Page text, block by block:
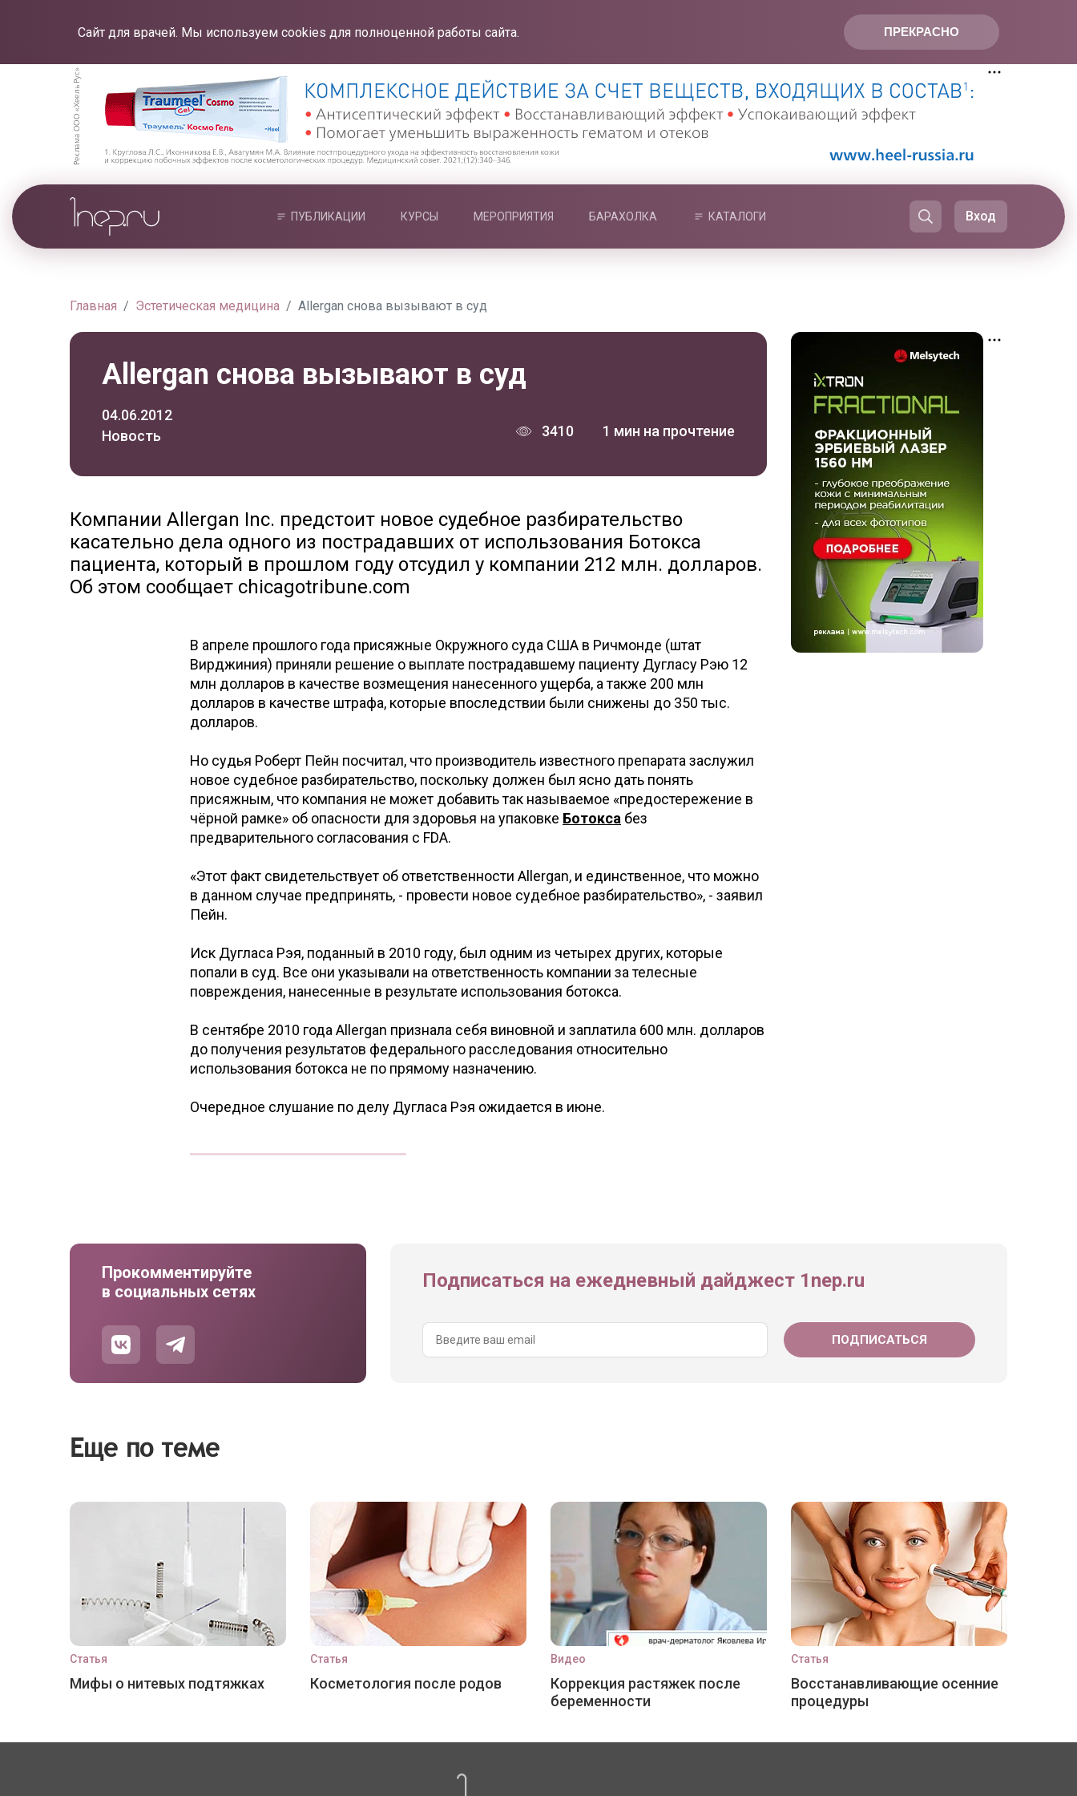
ПРЕКРАСНО
Сайт для врачей. Мы используем cookies для полноценной работы сайта.
ПУБЛИКАЦИИ КУРСЫ МЕРОПРИЯТИЯ БАРАХОЛКА КАТАЛОГИ Вход
Главная Эстетическая медицина Allergan снова вызывают в суд
Allergan снова вызывают в суд
04.06.2012
Новость
3410 1 мин на прочтение
Компании Allergan Inc. предстоит новое судебное разбирательство
касательно дела одного из пострадавших от использования Ботокса
пациента, который в прошлом году отсудил у компании 212 млн. долларов.
Об этом сообщает chicagotribune.com
В апреле прошлого года присяжные Окружного суда США в Ричмонде (штат
Вирджиния) приняли решение о выплате пострадавшему пациенту Дугласу Рэю 12
млн долларов в качестве возмещения нанесенного ущерба, а также 200 млн
долларов в качестве штрафа, которые впоследствии были снижены до 350 тыс.
долларов.
Но судья Роберт Пейн посчитал, что производитель известного препарата заслужил
новое судебное разбирательство, поскольку должен был ясно дать понять
присяжным, что компания не может добавить так называемое «предостережение в
чёрной рамке» об опасности для здоровья на упаковке Ботокса без
предварительного согласования с FDA.
«Этот факт свидетельствует об ответственности Allergan, и единственное, что можно
в данном случае предпринять, - провести новое судебное разбирательство», - заявил
Пейн.
Иск Дугласа Рэя, поданный в 2010 году, был одним из четырех других, которые
попали в суд. Все они указывали на ответственность компании за телесные
повреждения, нанесенные в результате использования ботокса.
В сентябре 2010 года Allergan признала себя виновной и заплатила 600 млн. долларов
до получения результатов федерального расследования относительно
использования ботокса не по прямому назначению.
Очередное слушание по делу Дугласа Рэя ожидается в июне.
Прокомментируйте
в социальных сетях
Подписаться на ежедневный дайджест 1nep.ru
Еще по теме
Статья
Мифы о нитевых подтяжках
Статья
Косметология после родов
Видео
Коррекция растяжек после
беременности
Статья
Восстанавливающие осенние
процедуры